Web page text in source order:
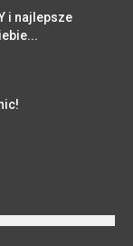
i najlepsze